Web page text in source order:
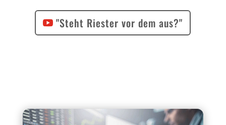
"Steht Riester vor dem aus?"